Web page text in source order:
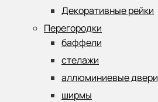
Декоративные рейки
Перегородки
баффели
стелажи
аллюминиевые двери
ширмы